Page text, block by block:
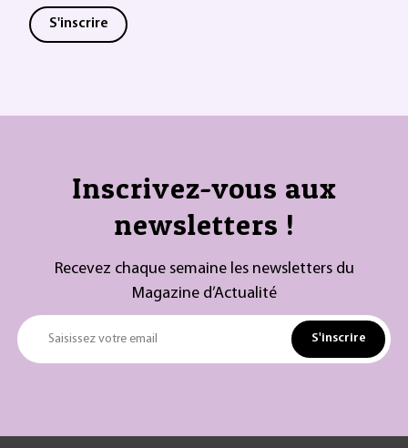
S'inscrire
Inscrivez-vous aux
newsletters !
Recevez chaque semaine les newsletters du
Magazine d’Actualité
Saisissez votre email S'inscrire